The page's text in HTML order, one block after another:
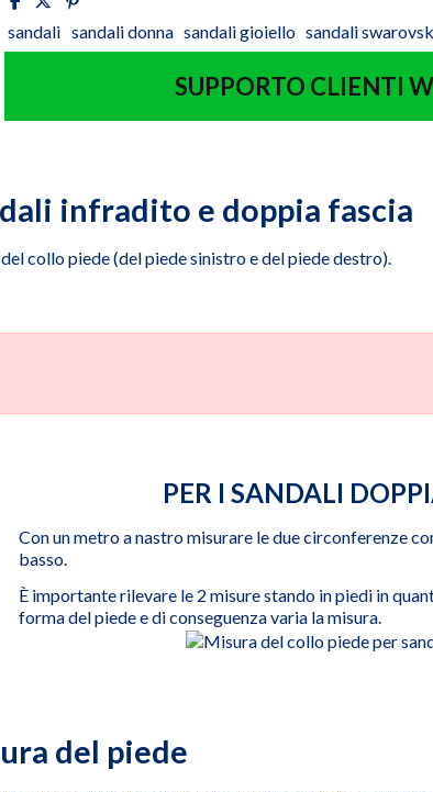
sandali sandali donna sandali gioiello sandali
SUPPORTO CLIENTI
infradito e doppia fascia
collo piede (del piede sinistro e del piede destro).
PER I SANDALI
Con un metro a nastro misurare le due circonferenze
basso.
È importante rilevare le 2 misure stando in piedi in
forma del piede e di conseguenza varia la misura.
del piede